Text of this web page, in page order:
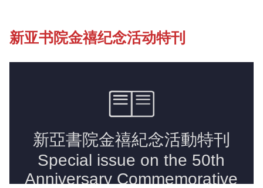
社交媒体专栏
新亚影集
新亚书院金禧纪念活动特刊